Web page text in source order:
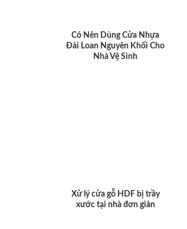
Có Nên Dùng Cửa Nhựa
Đài Loan Nguyên Khối Cho
Nhà Vệ Sinh
Xử lý cửa gỗ HDF bị trầy
xước tại nhà đơn giản